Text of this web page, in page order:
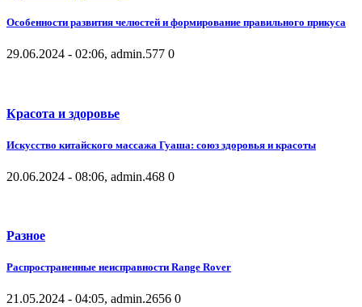
Особенности развития челюстей и формирование правильного прикуса
29.06.2024 - 02:06, admin.577 0
Красота и здоровье
Искусство китайского массажа Гуаша: союз здоровья и красоты
20.06.2024 - 08:06, admin.468 0
Разное
Распространенные неисправности Range Rover
21.05.2024 - 04:05, admin.2656 0